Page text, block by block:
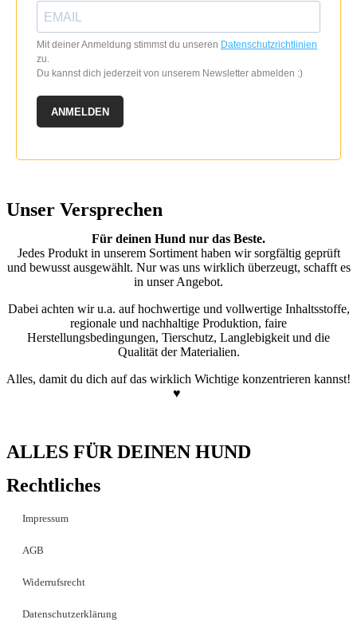
Mit deiner Anmeldung stimmst du unseren Datenschutzrichtlinien
zu.
Du kannst dich jederzeit von unserem Newsletter abmelden :)
ANMELDEN
Unser Versprechen
Für deinen Hund nur das Beste.
Jedes Produkt in unserem Sortiment haben wir sorgfältig geprüft
und bewusst ausgewählt. Nur was uns wirklich überzeugt, schafft es
in unser Angebot.
Dabei achten wir u.a. auf hochwertige und vollwertige Inhaltsstoffe,
regionale und nachhaltige Produktion, faire
Herstellungsbedingungen, Tierschutz, Langlebigkeit und die
Qualität der Materialien.
Alles, damit du dich auf das wirklich Wichtige konzentrieren kannst!
♥
ALLES FÜR DEINEN HUND
Rechtliches
Impressum
AGB
Widerrufsrecht
Datenschutzerklärung